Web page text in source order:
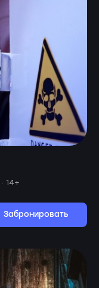
· 14+
Забронировать